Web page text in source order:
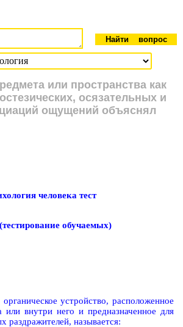
или пространства как
осязательных и
ощущений объяснял
человека тест
обучаемых)
устройство, расположенное
или внутри него и предназначенное для
раздражителей, называется: